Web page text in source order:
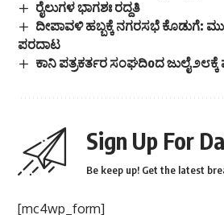
ರೈಲುಗಳ ಭಾಗಶಃ ರದ್ದತಿ
ದೀಪಾವಳಿ ಹಬ್ಬಕ್ಕೆ ನಗರಸಭೆ ಕೊಡುಗೆ:
ಪರದಾಟ
ಕಾನಿ ಪತ್ರಕರ್ತರ ಸಂಘದಿoದ ಜುಲೈ
Sign Up For
Be keep up! Get the latest
[mc4wp_form]